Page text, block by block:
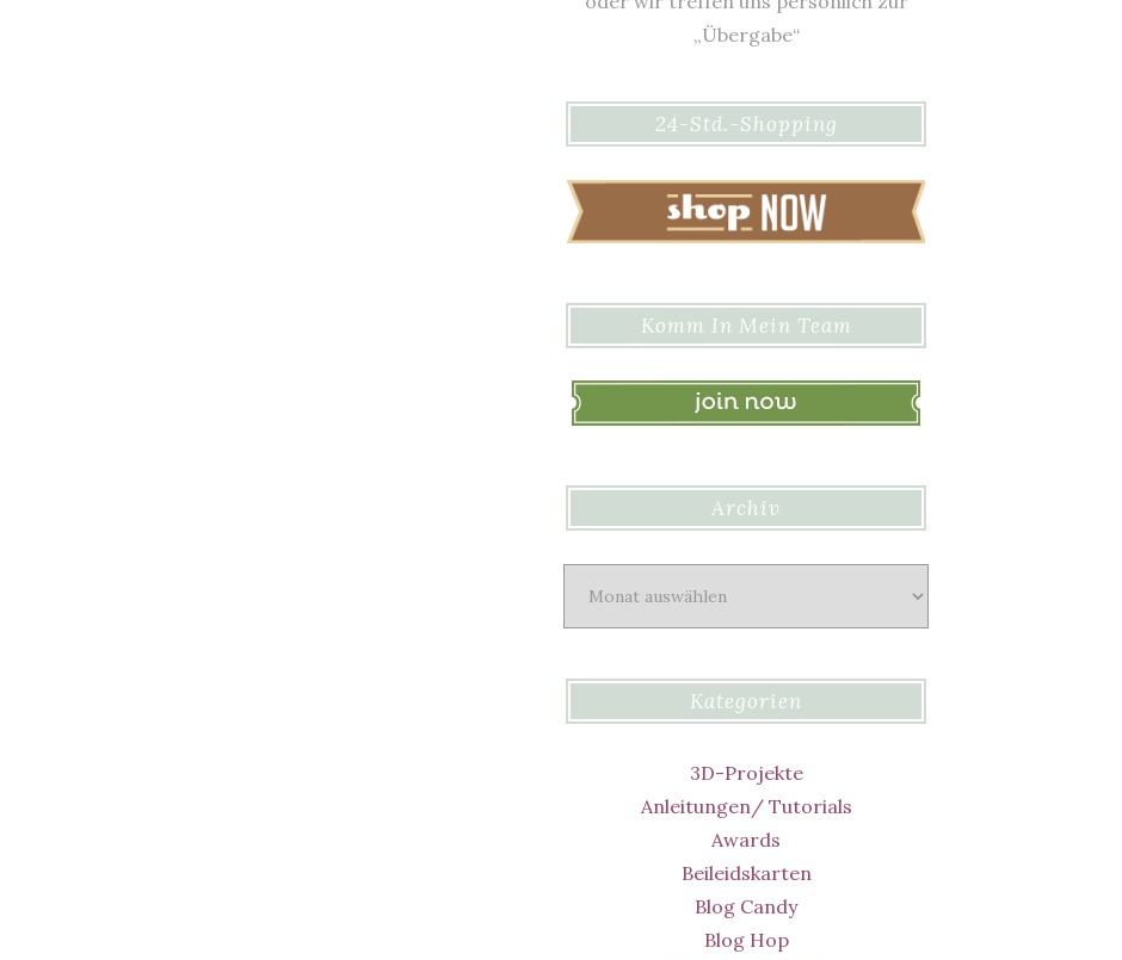
„Übergabe“
24-Std.-Shopping
Komm In Mein Team
Archiv
Kategorien
3D-Projekte
Anleitungen/ Tutorials
Awards
Beileidskarten
Blog Candy
Blog Hop